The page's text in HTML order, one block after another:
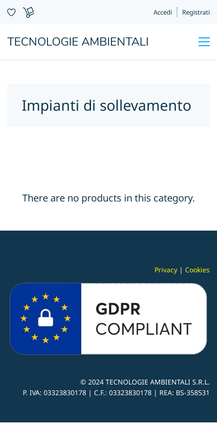
Accedi Registrati
TECNOLOGIE AMBIENTALI
Impianti di sollevamento
There are no products in this category.
Privacy | Cookies
© 2024 TECNOLOGIE AMBIENTALI S.R.L.
P. IVA: 03323830178 | C.F.: 03323830178 | REA: BS-358531